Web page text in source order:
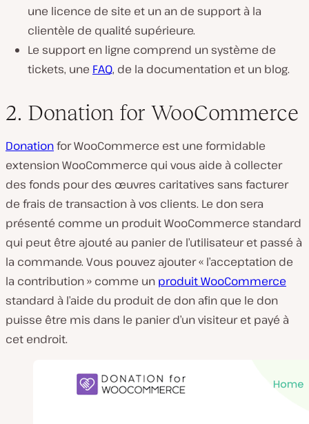
une licence de site et un an de support à la
clientèle de qualité supérieure.
Le support en ligne comprend un système de
tickets, une FAQ, de la documentation et un blog.
2. Donation for WooCommerce
Donationfor WooCommerce est une formidable
extension WooCommerce qui vous aide à collecter
des fonds pour des œuvres caritatives sans facturer
de frais de transaction à vos clients. Le don sera
présenté comme un produit WooCommerce standard
qui peut être ajouté au panier de l’utilisateur et passé à
la commande. Vous pouvez ajouter « l’acceptation de
la contribution » comme un produit WooCommerce
standard à l’aide du produit de don afin que le don
puisse être mis dans le panier d’un visiteur et payé à
cet endroit.